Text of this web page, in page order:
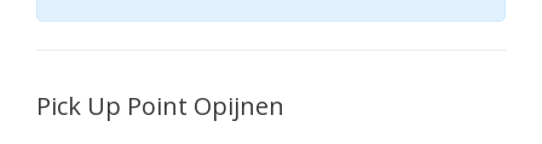
Pick Up Point Opijnen